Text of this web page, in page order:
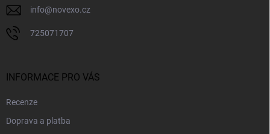
info@novexo.cz
725071707
INFORMACE PRO VÁS
Recenze
Doprava a platba